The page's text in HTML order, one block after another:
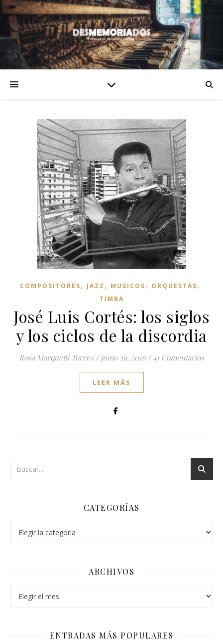
COMPOSITORES, JAZZ , MUSICOS, ORQUESTAS,
TIMBA
José Luis Cortés: los siglos
y los ciclos de la discordia
Rosa Marquetti Torres / junio 29, 2016 / 41 Comentarios
LEER MÁS
CATEGORÍAS
ARCHIVOS
ENTRADAS MÁS POPULARES